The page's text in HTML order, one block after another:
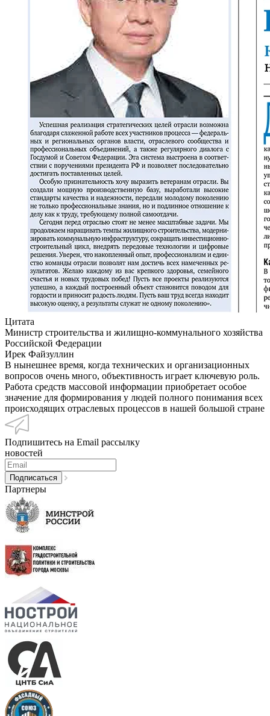
Цитата
Министр строительства и жилищно-коммунального хозяйства
Российской Федерации
Ирек Файзуллин
В нынешнее время, когда технических и организационных
вопросов очень много, объективность играет ключевую роль.
Работа средств массовой информации приобретает особое
значение для формирования у людей полного понимания всех
происходящих отраслевых процессов в нашей большой стране
Подпишитесь на Email рассылку
новостей
Партнеры